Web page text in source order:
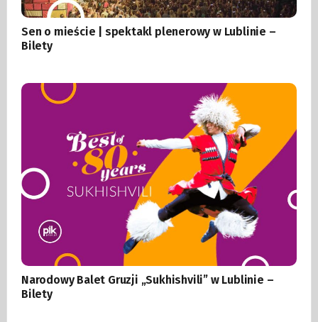
Sen o mieście | spektakl plenerowy w Lublinie –
Bilety
Narodowy Balet Gruzji „Sukhishvili” w Lublinie –
Bilety